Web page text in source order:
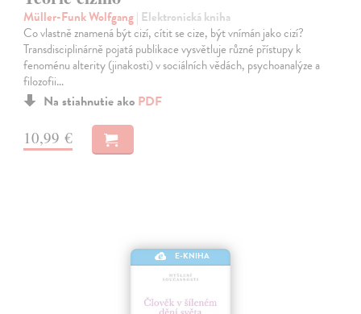
Müller-Funk Wolfgang| Elektronická kniha
Co vlastně znamená být cizí, cítit se cize, být vnímán jako cizí?
Transdisciplinárně pojatá publikace vysvětluje různé přístupy k
fenoménu alterity (jinakosti) v sociálních vědách, psychoanalýze a
filozofii…
Na stiahnutie ako PDF
10,99 €
E-KNIHA